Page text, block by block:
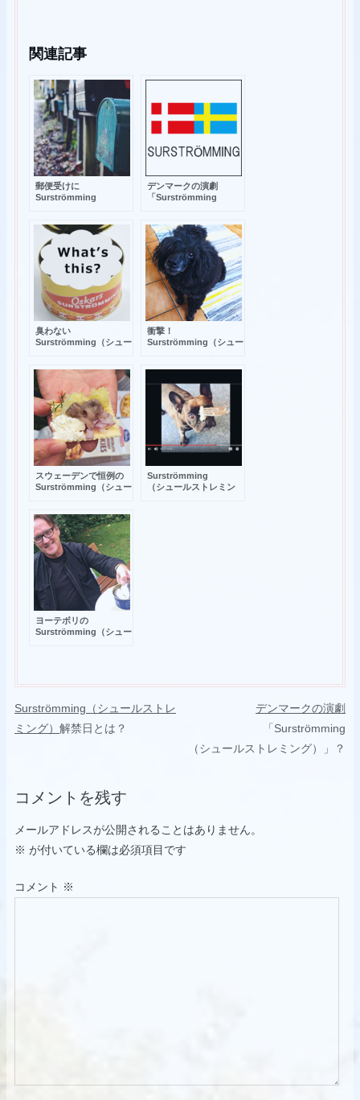
関連記事
郵便受けに
Surströmming
デンマークの演劇
「Surströmming
臭わない
Surströmming（シュー
衝撃！
Surströmming（シュー
スウェーデンで恒例の
Surströmming（シュー
Surströmming
（シュールストレミン
ヨーテボリの
Surströmming（シュー
投
稿
ー
ョ
Surströmming（シュールストレ
ミング） 解禁日とは？
デンマークの演劇
「Surströmming
（シュールストレミング）」？
コメントを残す
メールアドレスが公開されることはありません。
※ が付いている欄は必須項目です
コメント ※